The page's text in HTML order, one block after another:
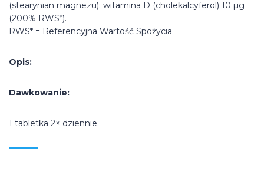
(stearynian magnezu); witamina D (cholekalcyferol) 10 µg
(200% RWS*).
RWS* = Referencyjna Wartość Spożycia
Opis:
Dawkowanie:
1 tabletka 2× dziennie.